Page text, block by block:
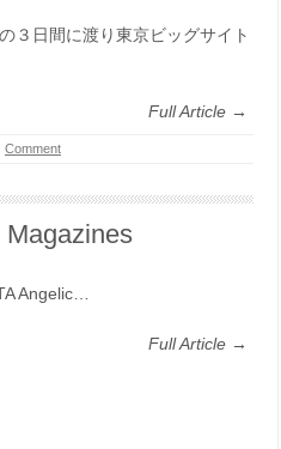
３日間に渡り東京ビッグサイト
Full Article →
Comment
Angelic…
Full Article →